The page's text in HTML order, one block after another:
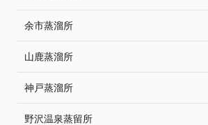
余市蒸溜所
山鹿蒸溜所
神戸蒸溜所
野沢温泉蒸留所